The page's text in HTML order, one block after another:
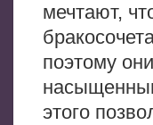
мечтают,
поэтому
этого